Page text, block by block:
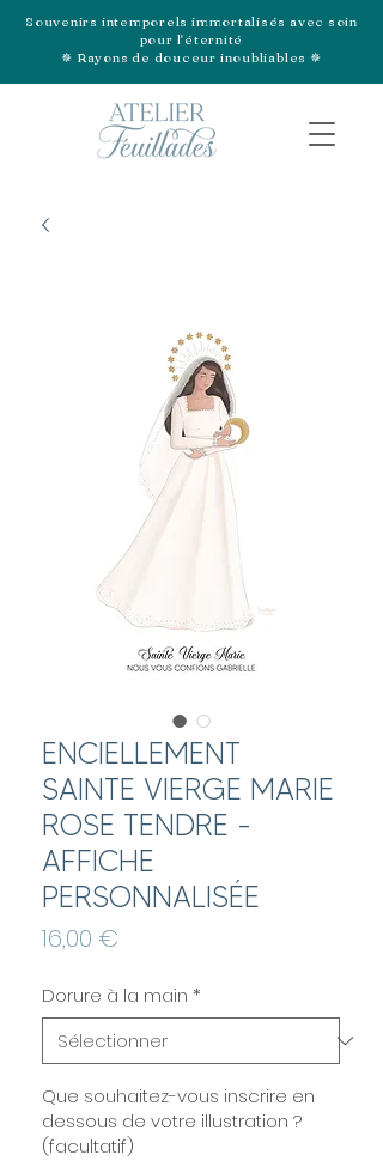
Souvenirs intemporels immortalisés avec soin
pour l'éternité
✵ Rayons de douceur inoubliables ✵
ENCIELLEMENT
SAINTE VIERGE MARIE
ROSE TENDRE -
AFFICHE
PERSONNALISÉE
16,00 €
Dorure à la main *
Que souhaitez-vous inscrire en
dessous de votre illustration ?
(facultatif)